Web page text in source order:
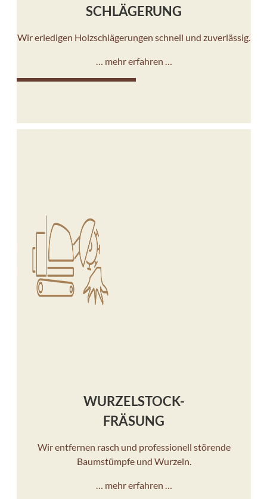
SCHLÄGERUNG
Wir erledigen Holzschlägerungen schnell und zuverlässig.
… mehr erfahren …
WURZELSTOCK-
FRÄSUNG
Wir entfernen rasch und professionell störende
Baumstümpfe und Wurzeln.
… mehr erfahren …